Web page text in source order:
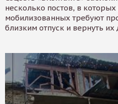
несколько постов, в
мобилизованных требуют
близким отпуск и вернуть